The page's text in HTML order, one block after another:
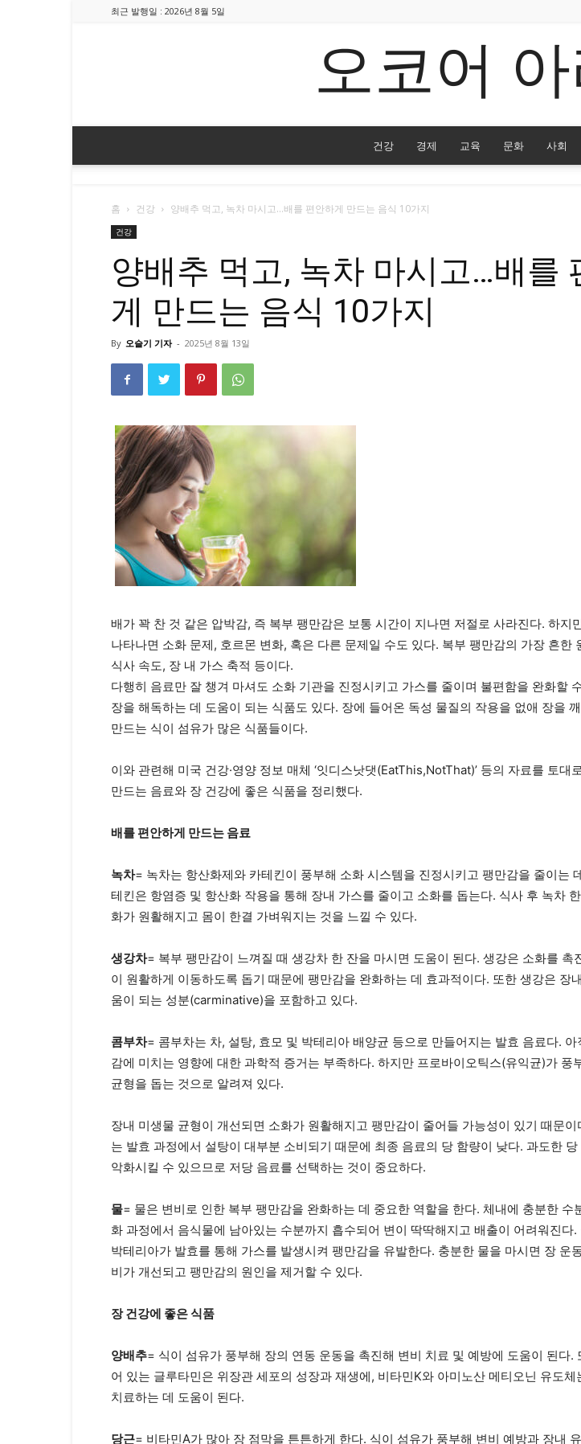
최근 발행일 : 2026년 8월 5일
오코어
건강 경제 교육 문화 사회
홈 건강 양배추 먹고, 녹차 마시고…배를 편안하게 만드는 음식 10가지
건강
양배추 먹고, 녹차 마시고…배를
게 만드는 음식 10가지
By 오슬기 기자 - 2025년 8월 13일
배가 꽉 찬 것 같은 압박감, 즉 복부 팽만감은 보통 시간이 지나면 저절로 사라진다. 하지
나타나면 소화 문제, 호르몬 변화, 혹은 다른 문제일 수도 있다. 복부 팽만감의 가장 흔한
식사 속도, 장 내 가스 축적 등이다.
다행히 음료만 잘 챙겨 마셔도 소화 기관을 진정시키고 가스를 줄이며 불편함을 완화할
장을 해독하는 데 도움이 되는 식품도 있다. 장에 들어온 독성 물질의 작용을 없애 장을
만드는 식이 섬유가 많은 식품들이다.
이와 관련해 미국 건강·영양 정보 매체 ‘잇디스낫댓(EatThis,NotThat)’ 등의 자료를 토대
만드는 음료와 장 건강에 좋은 식품을 정리했다.
배를 편안하게 만드는 음료
녹차= 녹차는 항산화제와 카테킨이 풍부해 소화 시스템을 진정시키고 팽만감을 줄이는
테킨은 항염증 및 항산화 작용을 통해 장내 가스를 줄이고 소화를 돕는다. 식사 후 녹차
화가 원활해지고 몸이 한결 가벼워지는 것을 느낄 수 있다.
생강차= 복부 팽만감이 느껴질 때 생강차 한 잔을 마시면 도움이 된다. 생강은 소화를 촉
이 원활하게 이동하도록 돕기 때문에 팽만감을 완화하는 데 효과적이다. 또한 생강은 장
움이 되는 성분(carminative)을 포함하고 있다.
콤부차= 콤부차는 차, 설탕, 효모 및 박테리아 배양균 등으로 만들어지는 발효 음료다.
감에 미치는 영향에 대한 과학적 증거는 부족하다. 하지만 프로바이오틱스(유익균)가 풍
균형을 돕는 것으로 알려져 있다.
장내 미생물 균형이 개선되면 소화가 원활해지고 팽만감이 줄어들 가능성이 있기 때문
는 발효 과정에서 설탕이 대부분 소비되기 때문에 최종 음료의 당 함량이 낮다. 과도한
악화시킬 수 있으므로 저당 음료를 선택하는 것이 중요하다.
물= 물은 변비로 인한 복부 팽만감을 완화하는 데 중요한 역할을 한다. 체내에 충분한 수
화 과정에서 음식물에 남아있는 수분까지 흡수되어 변이 딱딱해지고 배출이 어려워진다.
박테리아가 발효를 통해 가스를 발생시켜 팽만감을 유발한다. 충분한 물을 마시면 장 운
비가 개선되고 팽만감의 원인을 제거할 수 있다.
장 건강에 좋은 식품
양배추= 식이 섬유가 풍부해 장의 연동 운동을 촉진해 변비 치료 및 예방에 도움이 된다.
어 있는 글루타민은 위장관 세포의 성장과 재생에, 비타민K와 아미노산 메티오닌 유도체
치료하는 데 도움이 된다.
당근= 비타민A가 많아 장 점막을 튼튼하게 한다. 식이 섬유가 풍부해 변비 예방과 장내